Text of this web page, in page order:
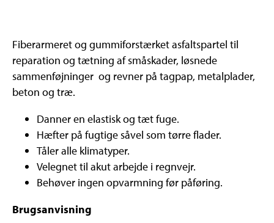
Fiberarmeret og gummiforstærket asfaltspartel til
reparation og tætning af småskader, løsnede
sammenføjninger og revner på tagpap, metalplader,
beton og træ.
Danner en elastisk og tæt fuge.
Hæfter på fugtige såvel som tørre flader.
Tåler alle klimatyper.
Velegnet til akut arbejde i regnvejr.
Behøver ingen opvarmning før påføring.
Brugsanvisning